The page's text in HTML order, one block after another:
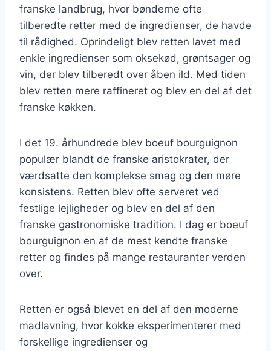
franske landbrug, hvor bønderne ofte
tilberedte retter med de ingredienser, de havde
til rådighed. Oprindeligt blev retten lavet med
enkle ingredienser som oksekød, grøntsager og
vin, der blev tilberedt over åben ild. Med tiden
blev retten mere raffineret og blev en del af det
franske køkken.
I det 19. århundrede blev boeuf bourguignon
populær blandt de franske aristokrater, der
værdsatte den komplekse smag og den møre
konsistens. Retten blev ofte serveret ved
festlige lejligheder og blev en del af den
franske gastronomiske tradition. I dag er boeuf
bourguignon en af de mest kendte franske
retter og findes på mange restauranter verden
over.
Retten er også blevet en del af den moderne
madlavning, hvor kokke eksperimenterer med
forskellige ingredienser og